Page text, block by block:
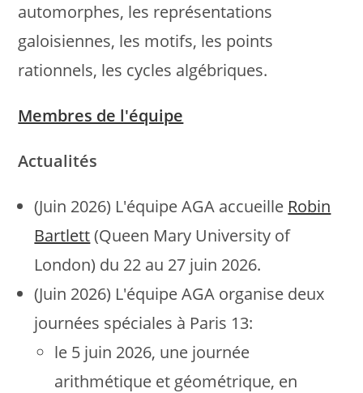
automorphes, les représentations
galoisiennes, les motifs, les points
rationnels, les cycles algébriques.
Membres de l'équipe
Actualités
(Juin 2026) L'équipe AGA accueille Robin
Bartlett(Queen Mary University of
London) du 22 au 27 juin 2026.
(Juin 2026) L'équipe AGA organise deux
journées spéciales à Paris 13:
le 5 juin 2026, une journée
arithmétique et géométrique, en